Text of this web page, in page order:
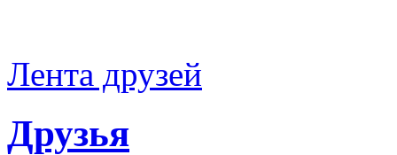
Лента друзей
Друзья